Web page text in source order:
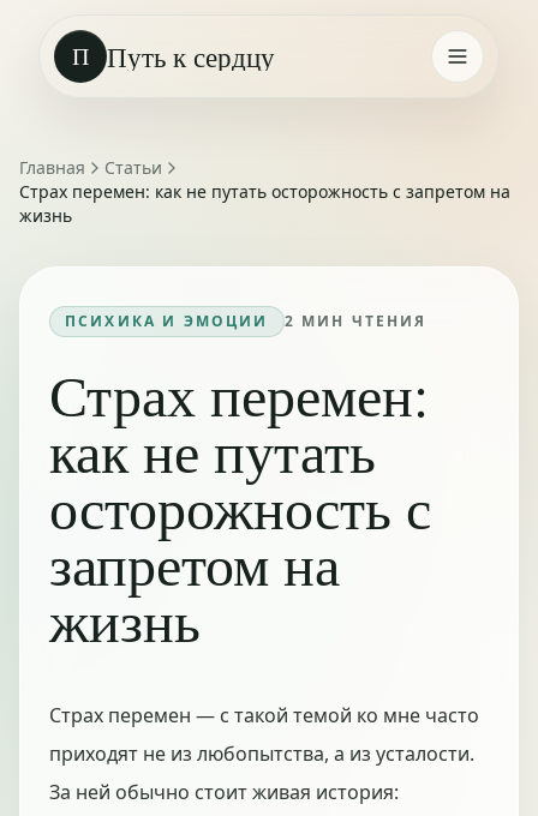
П Путь к сердцу
Главная
Статьи
Страх перемен: как не путать осторожность с запретом на
жизнь
ПСИХИКА И ЭМОЦИИ 2 МИН ЧТЕНИЯ
Страх перемен:
как не путать
осторожность с
запретом на
жизнь
Страх перемен — с такой темой ко мне часто
приходят не из любопытства, а из усталости.
За ней обычно стоит живая история: